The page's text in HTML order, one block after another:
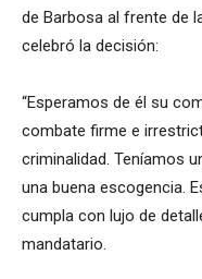
de Barbosa al frente de
celebró la decisión:
“Esperamos de él su
combate firme e
criminalidad. Teníamos
una buena escogencia.
cumpla con lujo de
mandatario.